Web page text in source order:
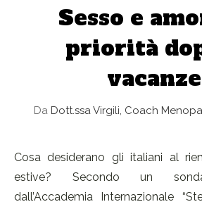
Sesso e
priorità
DaDott.ssa Virgili, Coach
Cosa desiderano gli italiani al
estive? Secondo un
dall’Accademia Internazionale